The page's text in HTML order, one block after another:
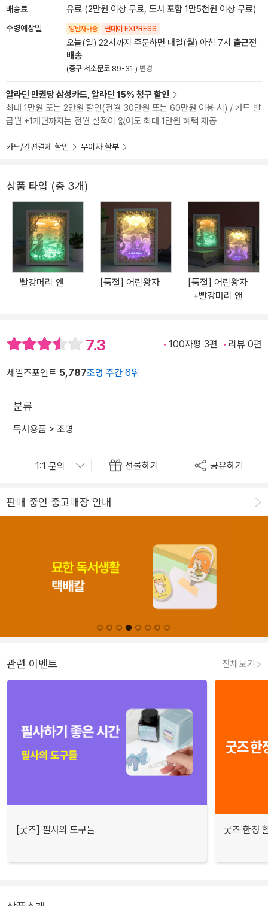
배송료 유료 (2만원 이상 무료, 도서 포함 1만5천원 이상 무료)
수령예상일 양탄자배송 썬데이 EXPRESS
오늘(일) 22시까지 주문하면 내일(월) 아침 7시 출근전
배송
(중구 서소문로 89-31 ) 변경
알라딘 만권당 삼성카드, 알라딘 15% 청구 할인
최대 1만원 또는 2만원 할인(전월 30만원 또는 60만원 이용 시) / 카드 발
급월 +1개월까지는 전월 실적이 없어도 최대 1만원 혜택 제공
카드/간편결제 할인 무이자 할부
상품 타입 (총 3개)
빨강머리 앤 [품절] 어린왕자
[품절] 어린왕자
+빨강머리 앤
7.3 100자평 3편 리뷰 0편
세일즈포인트 5,787조명 주간 6위
분류
독서용품 > 조명
선물하기 공유하기
판매 중인 중고매장 안내
관련 이벤트 전체보기
[굿즈] 필사의 도구들 굿즈 한정